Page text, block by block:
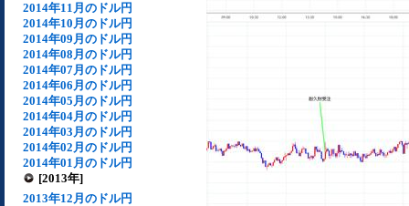
2014年11月のドル円
2014年10月のドル円
2014年09月のドル円
2014年08月のドル円
2014年07月のドル円
2014年06月のドル円
2014年05月のドル円
2014年04月のドル円
2014年03月のドル円
2014年02月のドル円
2014年01月のドル円
[2013年]
2013年12月のドル円